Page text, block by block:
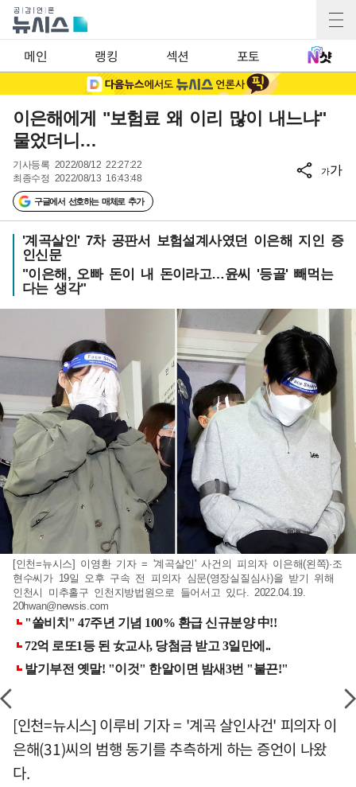
메인 랭킹 섹션 포토
이은해에게 "보험료 왜 이리 많이 내느냐"
물었더니…
기사등록 2022/08/12 22:27:22
최종수정 2022/08/13 16:43:48
구글에서 선호하는 매체로 추가
가가
'계곡살인' 7차 공판서 보험설계사였던 이은해 지인 증
인신문
"이은해, 오빠 돈이 내 돈이라고…윤씨 '등골' 빼먹는
다는 생각"
[인천=뉴시스] 이영환 기자 = '계곡살인' 사건의 피의자 이은해(왼쪽)·조
현수씨가 19일 오후 구속 전 피의자 심문(영장실질심사)을 받기 위해
인천시 미추홀구 인천지방법원으로 들어서고 있다. 2022.04.19.
20hwan@newsis.com
[인천=뉴시스] 이루비 기자 = '계곡 살인사건' 피의자 이
은해(31)씨의 범행 동기를 추측하게 하는 증언이 나왔
다.